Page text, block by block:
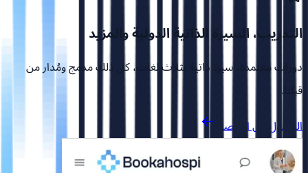
التدريب، السيرة الذاتية الدولية والمزيد
دورات معتمدة، سيرة ذاتية بثلاث لغات، كل ذلك مدمج ومُدار من
قبلنا.
الوصول إلى المنصة